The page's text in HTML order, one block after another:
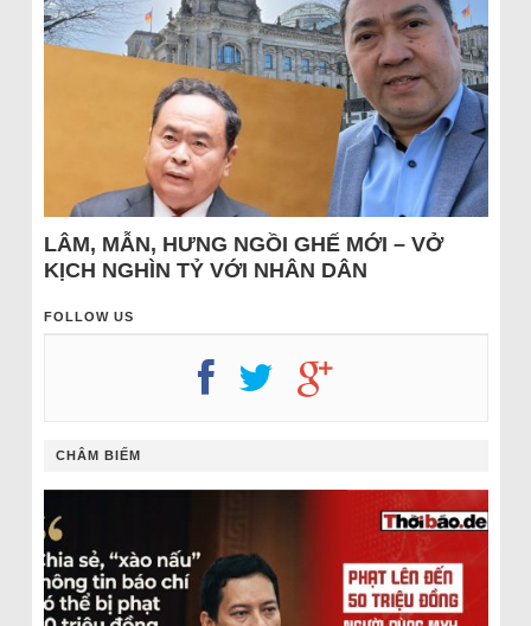
LÂM, MẪN, HƯNG NGỒI GHẾ MỚI – VỞ
KỊCH NGHÌN TỶ VỚI NHÂN DÂN
FOLLOW US
CHÂM BIẾM